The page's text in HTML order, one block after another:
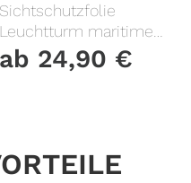
Sichtschutzfolie
Leuchtturm maritime
Fensterfolie Fensterdeko
Milchglasfolie
ab 24,90 €